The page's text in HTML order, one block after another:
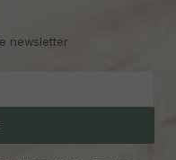
newsletter